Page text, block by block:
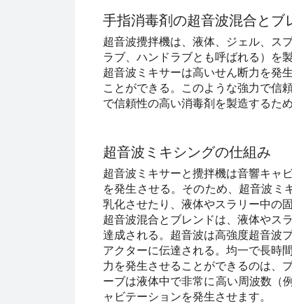
手指消毒剤の超音波混合とブ
超音波攪拌機は、液体、ジェル、ス
ラブ、ハンドラブとも呼ばれる）を
超音波ミキサーは高いせん断力を発
ことができる。このような強力で信
で信頼性の高い消毒剤を製造するた
超音波ミキシングの仕組み
超音波ミキサーと攪拌機は音響キャ
を発生させる。そのため、超音波ミ
乳化させたり、液体やスラリー中の
超音波混合とブレンドは、液体やス
達成される。超音波は高強度超音波
アクターに伝達される。均一で長時
力を発生させることができるのは、
ーブは液体中で非常に高い周波数（
ャビテーションを発生させます。